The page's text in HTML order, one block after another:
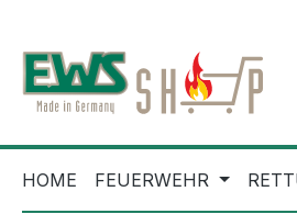
HOME FEUERWEHR